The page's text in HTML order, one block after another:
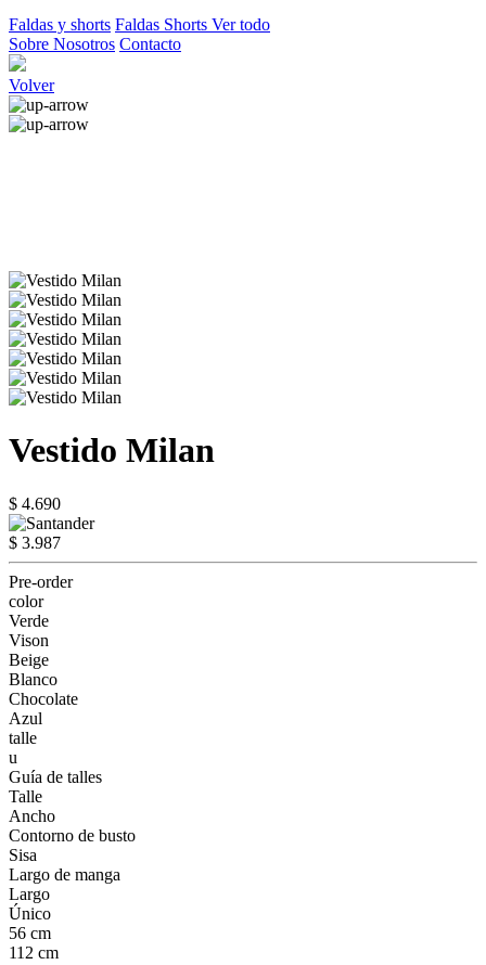
Faldas y shorts Faldas Shorts Ver todo
Sobre Nosotros Contacto
Volver
Vestido Milan
$ 4.690
$ 3.987
Pre-order
color
Verde
Vison
Beige
Blanco
Chocolate
Azul
talle
u
Guía de talles
Talle
Ancho
Contorno de busto
Sisa
Largo de manga
Largo
Único
56 cm
112 cm